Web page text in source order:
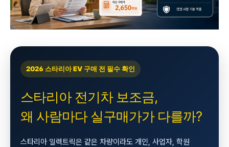
2026 스타리아 EV 구매 전 필수 확인
스타리아 전기차 보조금,
왜 사람마다 실구매가가 다를까?
스타리아 일렉트릭은 같은 차량이라도 개인, 사업자, 학원